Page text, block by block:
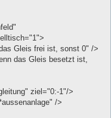
Gleis frei ist, sonst 0" />
das Gleis besetzt ist,
ziel="0:-1"/>
/>